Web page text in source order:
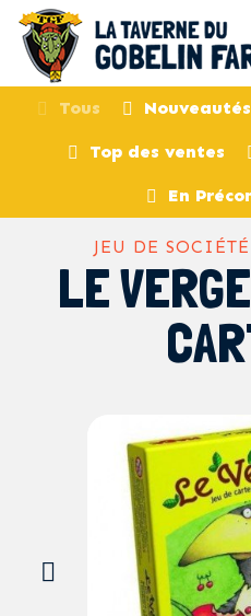
Tous Nouveautés
Top des ventes
En
JEU DE
LE